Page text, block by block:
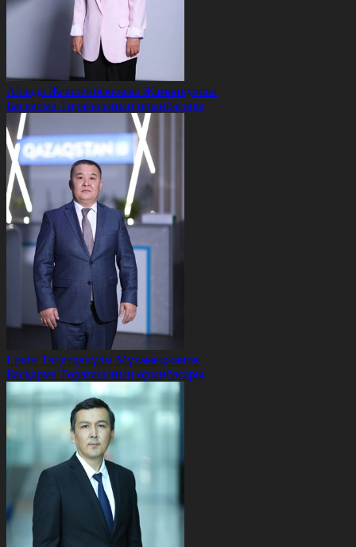
Айзада Жекшенбеккызы Жаманкулова
Басқарма Төрағасының орынбасары
Еркін Таңатқанұлы Мұхамеджанов
Басқарма Төрағасының орынбасары